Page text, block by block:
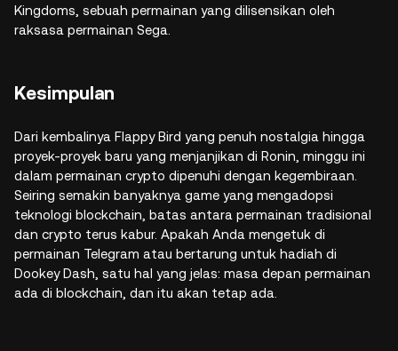
Kingdoms, sebuah permainan yang dilisensikan oleh
raksasa permainan Sega.
Kesimpulan
Dari kembalinya Flappy Bird yang penuh nostalgia hingga
proyek-proyek baru yang menjanjikan di Ronin, minggu ini
dalam permainan crypto dipenuhi dengan kegembiraan.
Seiring semakin banyaknya game yang mengadopsi
teknologi blockchain, batas antara permainan tradisional
dan crypto terus kabur. Apakah Anda mengetuk di
permainan Telegram atau bertarung untuk hadiah di
Dookey Dash, satu hal yang jelas: masa depan permainan
ada di blockchain, dan itu akan tetap ada.